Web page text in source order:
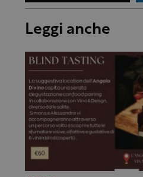
Leggi anche